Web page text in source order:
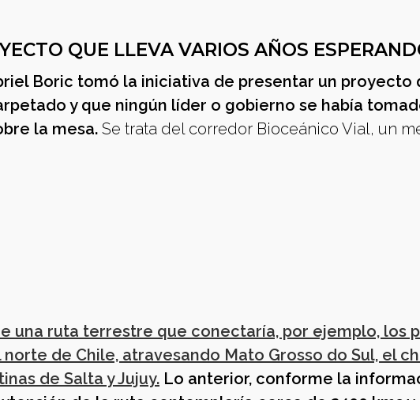
QUE LLEVA VARIOS AÑOS
Boric tomó la iniciativa de presentar un
y que ningún líder o gobierno se había
la mesa. Se trata del corredor Bioceánico Vial, un
una ruta terrestre que conectaría, por ejemplo, los
de Chile, atravesando Mato Grosso do Sul, el
de Salta y Jujuy. Lo anterior, conforme la